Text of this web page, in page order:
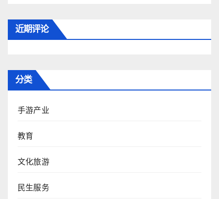
近期评论
分类
手游产业
教育
文化旅游
民生服务